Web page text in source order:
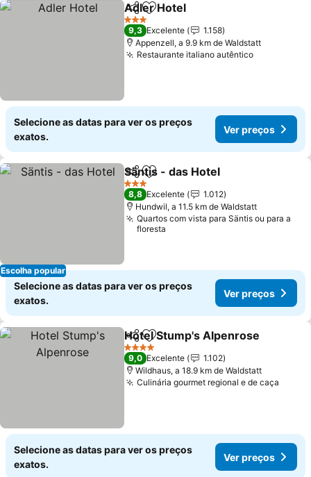
PartilharAdicionar aos favoritos
Adler Hotel
3 Estrelas
9,3 Excelente
1.158
Appenzell, a 9.9 km de Waldstatt
Restaurante italiano autênticoVer preços
Selecione as datas para ver os preços
exatos.
Ver preços
Escolha popular
PartilharAdicionar aos favoritos
Säntis - das Hotel
3 Estrelas
8,8 Excelente
1.012
Hundwil, a 11.5 km de Waldstatt
Quartos com vista para Säntis ou para a
floresta
Selecione as datas para ver os preços
exatos.
Ver preços
PartilharAdicionar aos favoritos
Hotel Stump's Alpenrose
4 Estrelas
9,0 Excelente
1.102
Wildhaus, a 18.9 km de Waldstatt
Culinária gourmet regional e de caça
Selecione as datas para ver os preços
exatos.
Ver preços